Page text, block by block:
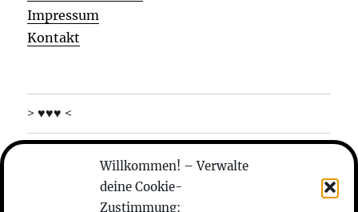
Willkommen! – Verwalte
deine Cookie-
Zustimmung:
Impressum
Kontakt
> ♥♥♥ <
wer sind die